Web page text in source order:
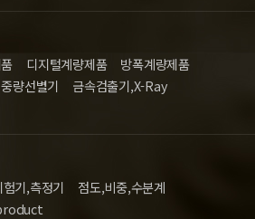
디지털계량제품
방폭계량제품
중량선별기
금속검출기,X-Ray
험기,측정기
점도,비중,수분계